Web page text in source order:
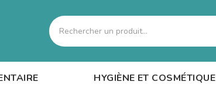
Rechercher
HYGIÈNE ET COSMÉTIQUE